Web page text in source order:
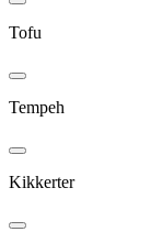
Tofu
Tempeh
Kikkerter